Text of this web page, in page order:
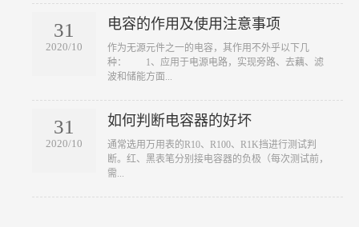
31
2020/10
电容的作用及使用注意事项
​作为无源元件之一的电容，其作用不外乎以下几
种： 1、应用于电源电路，实现旁路、去藕、滤
波和储能方面...
31
2020/10
如何判断电容器的好坏
​通常选用万用表的R10、R100、R1K挡进行测试判
断。红、黑表笔分别接电容器的负极（每次测试前，
需...